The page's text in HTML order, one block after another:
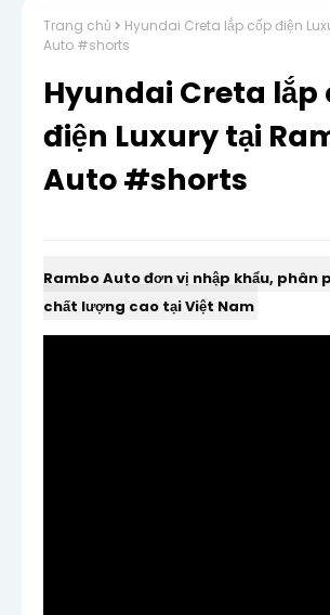
Trang chủ
Hyundai Creta lắp cốp điện
Auto #shorts
Hyundai Creta lắp
điện Luxury tại
Auto #shorts
Rambo Auto đơn vị nhập khẩu, phân
chất lượng cao tại Việt Nam